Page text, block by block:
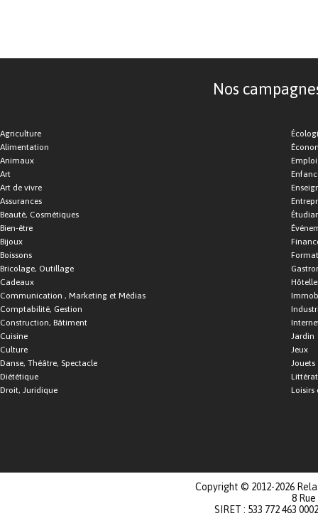
Nos
Agriculture
Alimentation
Animaux
Art
Art de vivre
Assurances
Beauté, Cosmétiques
Bien-être
Bijoux
Boissons
Bricolage, Outillage
Cadeaux
Communication , Marketing et Médias
Comptabilité, Gestion
Construction, Bâtiment
Cuisine
Culture
Danse, Théâtre, Spectacle
Diététique
Droit, Juridique
Emploi
Jardin
Jeux
Jouets
Loisirs
Copyright © 2012-2026
8
SIRET : 533 772 463